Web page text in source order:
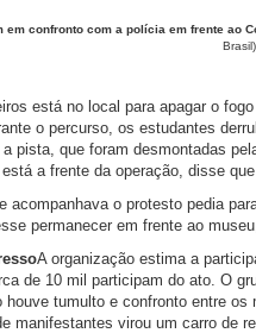
em confronto com a polícia em frente ao
Brasil)
está no local para apagar o
o percurso, os estudantes
pista, que foram desmontadas
a frente da operação, disse
acompanhava o protesto pedia
permanecer em frente ao
A organização estima a
de 10 mil participam do ato. O
houve tumulto e confronto entre
manifestantes virou um carro de